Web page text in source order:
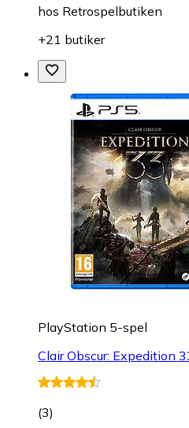
hos Retrospelbutiken
+21 butiker
PlayStation 5-spel
Clair Obscur: Expedition
(3)